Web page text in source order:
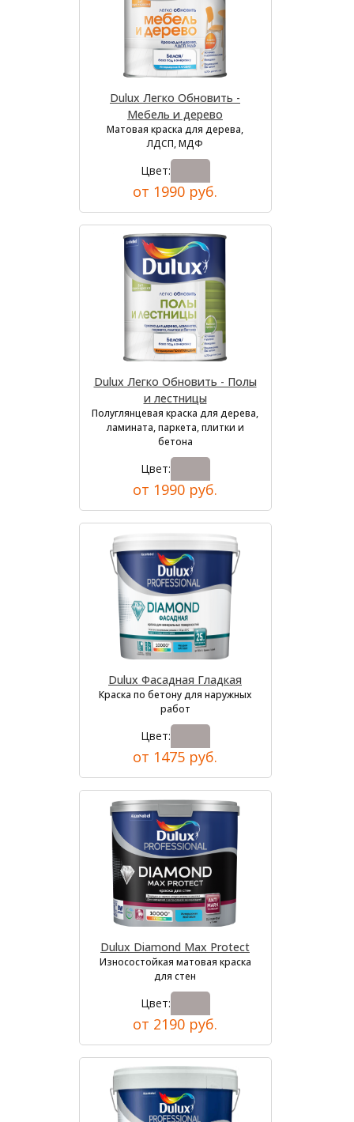
Dulux Легко Обновить -
Мебель и дерево
Матовая краска для дерева,
ЛДСП, МДФ
Цвет:
от 1990 руб.
Dulux Легко Обновить - Полы
и лестницы
Полуглянцевая краска для дерева,
ламината, паркета, плитки и
бетона
Цвет:
от 1990 руб.
Dulux Фасадная Гладкая
Краска по бетону для наружных
работ
Цвет:
от 1475 руб.
Dulux Diamond Max Protect
Износостойкая матовая краска
для стен
Цвет:
от 2190 руб.